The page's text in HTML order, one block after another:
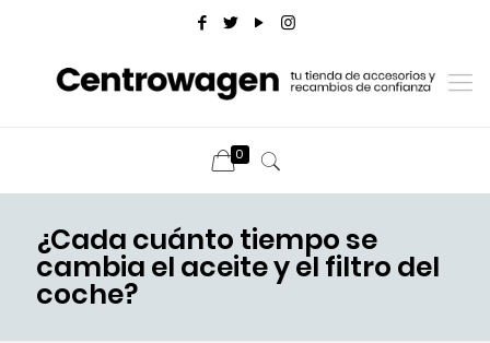
0
¿Cada cuánto tiempo se
cambia el aceite y el filtro del
coche?